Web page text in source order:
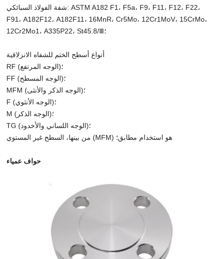
شفة الفولاذ السبائكي: ASTM A182 F1، F5a، F9، F11، F12، F22،
F91، A182F12، A182F11، 16MnR، Cr5Mo، 12Cr1MoV، 15CrMo،
12Cr2Mo1، A335P22، St45.8/Ⅲ؛
أنواع أسطح الختم للشفاه الانزلاقية
RF (الوجه المرتفع)؛
FF (الوجه المسطح)؛
MFM (الوجه الذكر والأنثى)؛
F (الوجه الأنثوي)؛
M (الوجه الذكر)؛
TG (الوجه اللساني والأخدود)؛
من بينها، السطح غير المستوي (MFM) هو استخدام مطابق؛
حواف عمياء